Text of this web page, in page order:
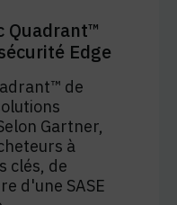
Quadrant™
Edge
de
Gartner,
à
clés, de
d'une SASE